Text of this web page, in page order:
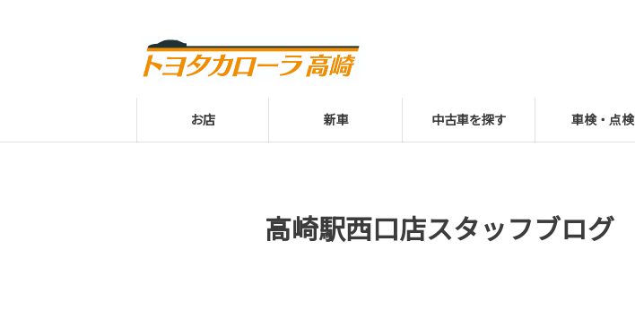
お店 新車 中古車を探す 車検・点検
高崎駅西口店スタッフブログ